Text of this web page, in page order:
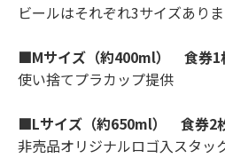
ビールはそれぞれ3サイズありま
■Mサイズ（約400ml） 食
使い捨てプラカップ提供
■Lサイズ（約650ml） 食券2
非売品オリジナルロゴ入スタッ